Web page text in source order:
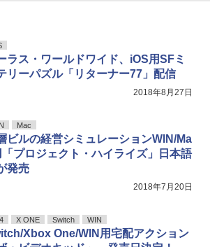
ラス・ワールドワイド、iOS用SFミ
リーパズル「リターナー77」配信
2018年8月27日
Mac
ビルの経営シミュレーションWIN/Ma
プロジェクト・ハイライズ」日本語
発売
2018年7月20日
X ONE Switch WIN
Xbox One/WIN用宅配アクション